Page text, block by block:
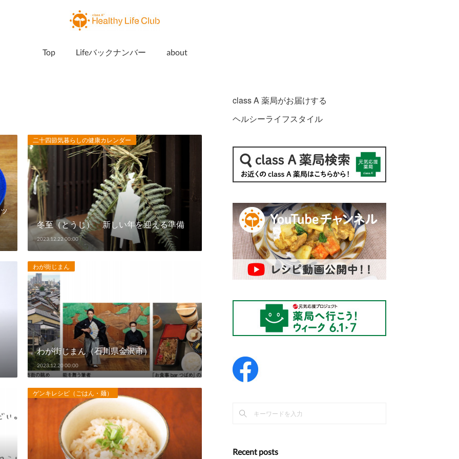
Top Lifeバックナンバー about
二十四節気暮らしの健康カレンダー
冬至（とうじ） 新しい年を迎える準備
2023.12.22 00:00
わが街じまん
わが街じまん（石川県金沢市）
2023.12.20 00:00
ゲンキレシピ（ごはん・麺）
class A 薬局がお届けする
ヘルシーライフスタイル
Recent posts